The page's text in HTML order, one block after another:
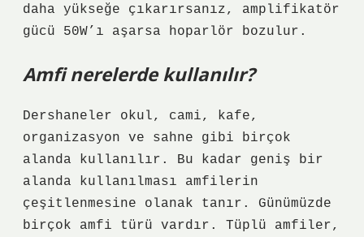
daha yükseğe çıkarırsanız, amplifikatör
gücü 50W’ı aşarsa hoparlör bozulur.
Amfi nerelerde kullanılır?
Dershaneler okul, cami, kafe,
organizasyon ve sahne gibi birçok
alanda kullanılır. Bu kadar geniş bir
alanda kullanılması amfilerin
çeşitlenmesine olanak tanır. Günümüzde
birçok amfi türü vardır. Tüplü amfiler,